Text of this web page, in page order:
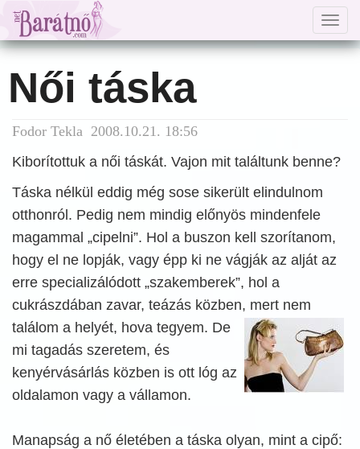
Női táska
Fodor Tekla 2008.10.21. 18:56
Kiborítottuk a női táskát. Vajon mit találtunk benne?
Táska nélkül eddig még sose sikerült elindulnom
otthonról. Pedig nem mindig előnyös mindenfele
magammal „cipelni”. Hol a buszon kell szorítanom,
hogy el ne lopják, vagy épp ki ne vágják az alját az
erre specializálódott „szakemberek”, hol a
cukrászdában zavar, teázás közben, mert nem
találom a helyét, hova tegyem. De
mi tagadás szeretem, és
kenyérvásárlás közben is ott lóg az
oldalamon vagy a vállamon.
Manapság a nő életében a táska olyan, mint a cipő: